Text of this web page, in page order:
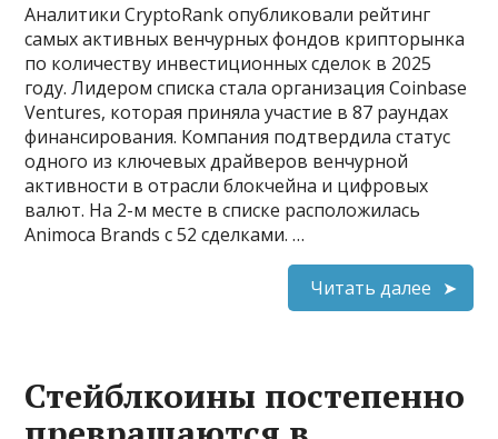
Аналитики CryptoRank опубликовали рейтинг
самых активных венчурных фондов крипторынка
по количеству инвестиционных сделок в 2025
году. Лидером списка стала организация Coinbase
Ventures, которая приняла участие в 87 раундах
финансирования. Компания подтвердила статус
одного из ключевых драйверов венчурной
активности в отрасли блокчейна и цифровых
валют. На 2-м месте в списке расположилась
Animoca Brands с 52 сделками. …
Читать далее
Стейблкоины постепенно